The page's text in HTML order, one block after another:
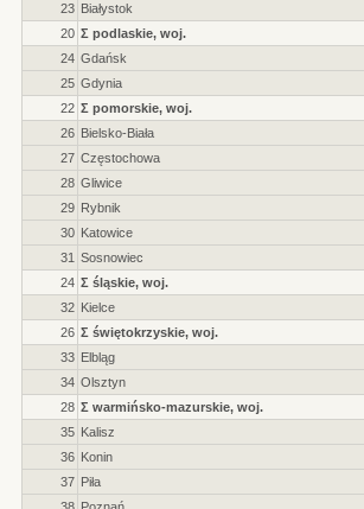
23 Białystok
20 Σ podlaskie, woj.
24 Gdańsk
25 Gdynia
22 Σ pomorskie, woj.
26 Bielsko-Biała
27 Częstochowa
28 Gliwice
29 Rybnik
30 Katowice
31 Sosnowiec
24 Σ śląskie, woj.
32 Kielce
26 Σ świętokrzyskie, woj.
33 Elbląg
34 Olsztyn
28 Σ warmińsko-mazurskie, woj.
35 Kalisz
36 Konin
37 Piła